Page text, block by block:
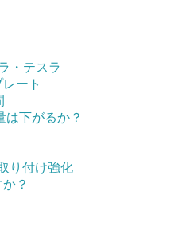
・テスラ
ート
は下がるか？
り付け強化
？